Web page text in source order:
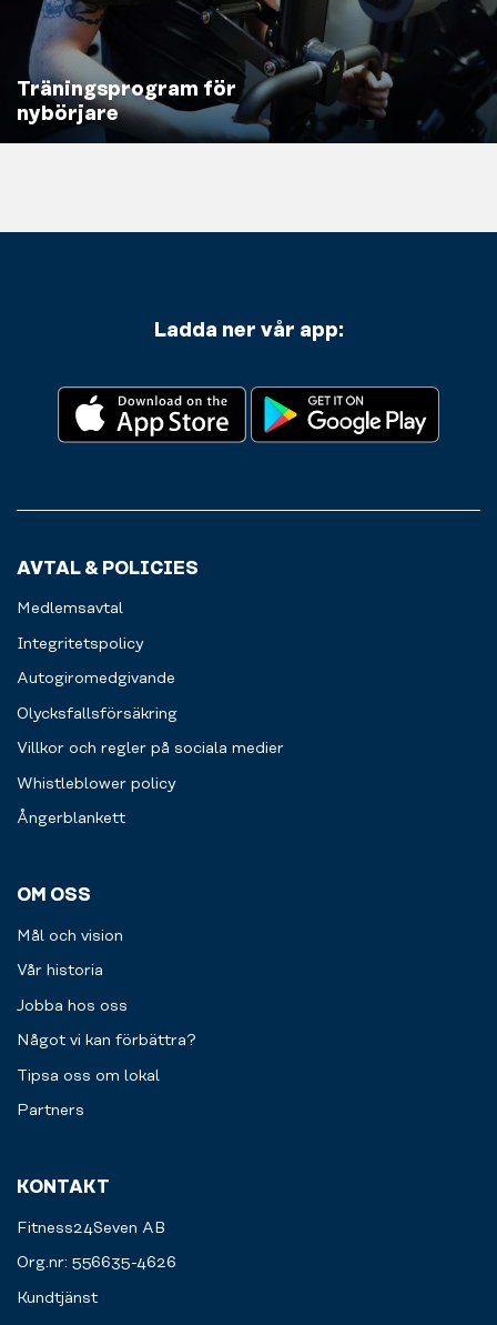
Träningsprogram för
nybörjare
Ladda ner vår app:
AVTAL & POLICIES
Medlemsavtal
Integritetspolicy
Autogiromedgivande
Olycksfallsförsäkring
Villkor och regler på sociala medier
Whistleblower policy
Ångerblankett
OM OSS
Mål och vision
Vår historia
Jobba hos oss
Något vi kan förbättra?
Tipsa oss om lokal
Partners
KONTAKT
Fitness24Seven AB
Org.nr: 556635-4626
Kundtjänst